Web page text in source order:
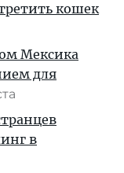
кошек
Мексика
для
в